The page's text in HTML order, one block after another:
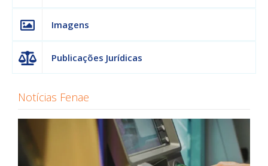
Imagens
Publicações Jurídicas
Notícias Fenae